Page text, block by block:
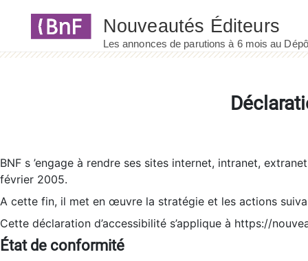
BNF s ’engage à rendre ses sites internet, intranet,
février 2005.
A cette fin, il met en œuvre la stratégie et les actions
Cette déclaration d’accessibilité s’applique à https://
État de conformité